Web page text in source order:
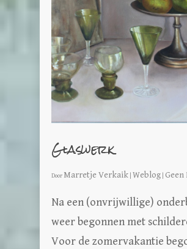
Glaswerk
Door Marretje Verkaik Weblog Geen
Na een (onvrijwillige)
weer begonnen met
Voor de zomervakantie